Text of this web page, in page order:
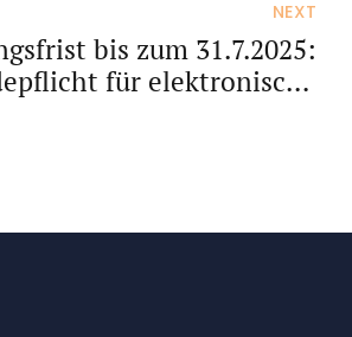
NEXT
bis zum 31.7.2025:
für elektronische